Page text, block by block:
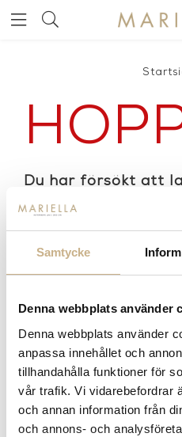
Samtycke
Denna webbplats använder
Denna webbplats använder
anpassa innehållet och
tillhandahålla funktioner för
vår trafik. Vi vidarebefordrar
och annan information från
och annons- och
Du har försökt att
som inte finns på
Den angivna adressen
längre finns eller kan ha
Du kan ha använt ett
vet att du har rätt
på en tillfällig
lite senare.
OBS! Kom du hit genom